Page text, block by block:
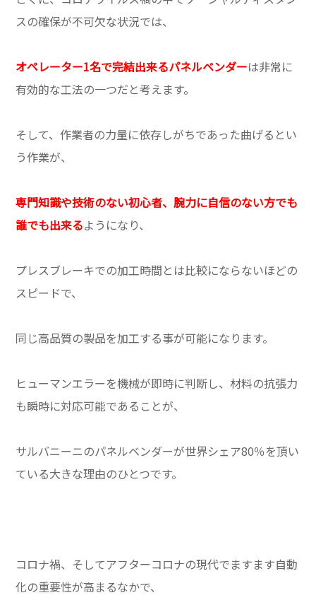
スの確保が不可欠な状況では、
オペレーター1名で完結出来るパネルベンダーは非常に
有効的な工法の一つだと考えます。
そして、作業者の力量に依存しがちであった曲げるとい
う作業が、
専門知識や技術のない初心者、腕力に自信のない方でも
誰でも出来るようになり、
プレスブレーキでの加工時間とは比較にならないほどの
スピードで、
同じ高品質の製品を加工する事が可能になります。
ヒューマンエラーを機械が即時に判断し、材料の抗張力
も瞬時に対応可能であることが、
サルバニーニのパネルベンダーが世界シェア80％を頂い
ている大きな理由のひとつです。
コロナ禍、そしてアフターコロナの現代でますます自動
化の重要性が高まるなかで、